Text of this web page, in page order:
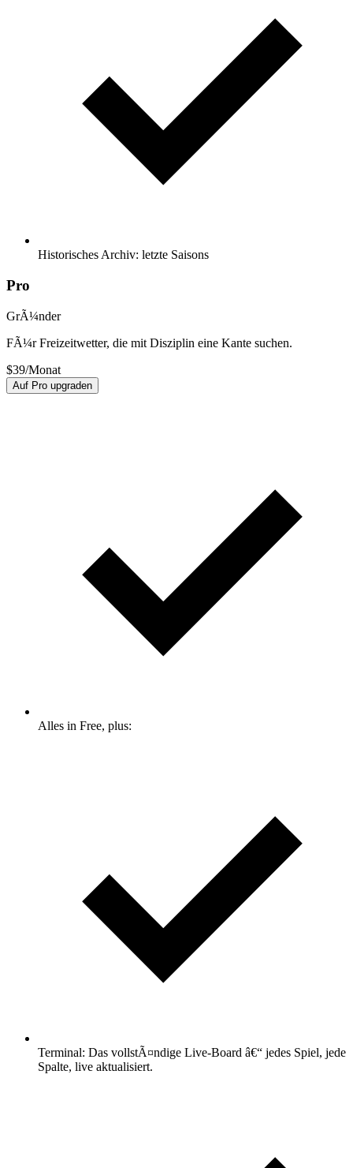
Historisches Archiv: letzte Saisons
Pro
GrÃ¼nder
FÃ¼r Freizeitwetter, die mit Disziplin eine Kante suchen.
$39/Monat
Auf Pro upgraden
Alles in Free, plus:
Terminal: Das vollstÃ¤ndige Live-Board â€“ jedes Spiel, jede
Spalte, live aktualisiert.